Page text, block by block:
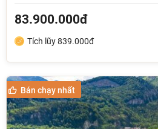
83.900.000đ
Tích lũy 839.000đ
Bán chạy nhất